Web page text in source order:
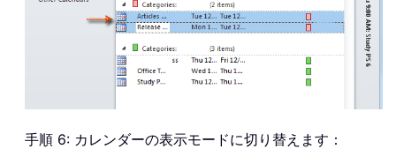
手順 6: カレンダーの表示モードに切り替えます：